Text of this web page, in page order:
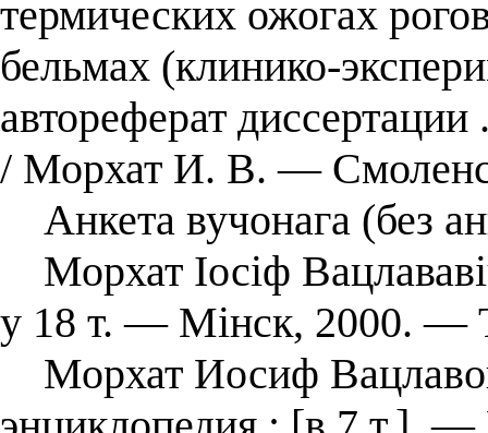
термических ожогах
бельмах (клинико-
автореферат
/ Морхат И. В. —
Анкета вучонага (без
Морхат Іосіф
у 18 т. — Мінск, 2000. —
Морхат Иосиф